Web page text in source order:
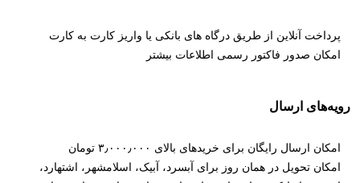
پرداخت آنلاین از طریق درگاه های بانکی یا واریز کارت به کارت
امکان صدور فاکتور رسمی اطلاعات بیشتر
رویه‌های ارسال
امکان ارسال رایگان برای خریدهای بالای ۳٫۰۰۰٫۰۰۰ تومان
امکان تحویل در همان روز برای آبسرد، آبیک، اسلامشهر، اشتهارد،